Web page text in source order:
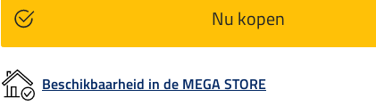
Nu kopen
Beschikbaarheid in de MEGA STORE